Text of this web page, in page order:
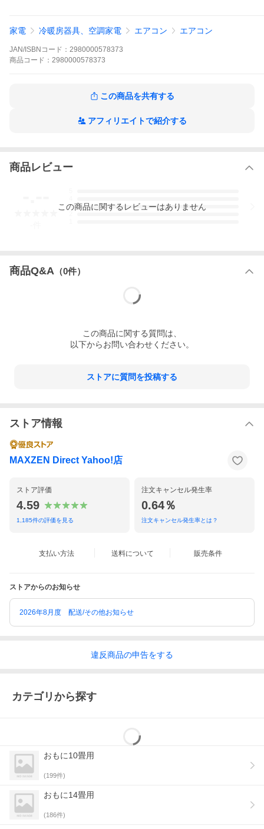
エアコン標準設置工事の施工可能日（外部サイト）へ飛びます。
【重要】配送・設置について必ずご確認下さい。
エアコン工事安心パックについてご希望の場合はこちらからご
エアコン工事安心パックについて
商品特長・スペック
★ 清潔：エアコン内部の「キレイ」がつづく
・運転停止後に自動で乾燥する[セルフクリーン(自動クリーニン
グ)]
・付着菌の繁殖を抑える抗菌加工[抗菌仕様エアフィルター]
ィングを採用。結露水が汚れと物質との間に入り込むことで、汚
れを浮かせて洗い流します。
冷房：冷風を直接あてず部屋全体を冷やす。
暖房：温風は床面吹きで足元を暖める。
★ 快適：エアコンに自動でおまかせ
エアコン運転中に停電しても、復帰後に自動的に運転を再開しま
す。就寝時や外出中など、万が一のときも安心できる機能です。
家電 冷暖房器具、空調家電 エアコン エアコン
JAN/ISBNコード： 2980000578373
商品 コード： 2980000578373
この商品を共有する
アフィリエイトで紹介する
商品レビュー
3
この商品に関するレビューはありません
商品Q&A （0件）
この商品に関する質問は、
以下からお問い合わせください。
ストアに質問を投稿する
ストア情報
MAXZEN Direct Yahoo!店
ストア評価
4.59
1,185件の評価を見る
注文キャンセル発生率
0.64％
注文キャンセル発生率とは？
支払い方法 送料について 販売条件
ストアからのお知らせ
2026年8月度 配送/その他お知らせ
違反商品の申告をする
カテゴリから探す
おもに10畳用
(199件)
おもに14畳用
(186件)